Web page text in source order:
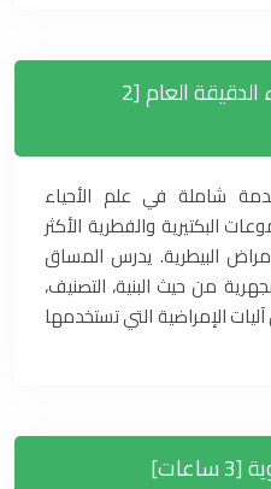
16060101: علم الاحياء الدقيقة العام [2
شاملة في علم الأحياء
البكتيرية والفطرية الأكثر
البيطرية. يدرس المساق
من حيث البنية، التصنيف،
الإمراضية التي تستخدمها